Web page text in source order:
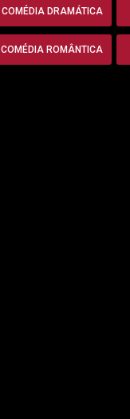
COMÉDIA DRAMÁTICA
COMÉDIA ROMÂNTICA